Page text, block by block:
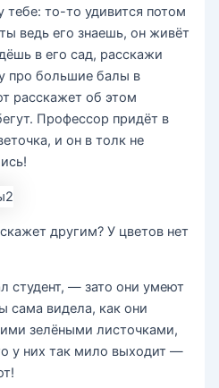
тебе: то-то удивится потом
ведь его знаешь, он живёт
в его сад, расскажи
про большие балы в
расскажет об этом
Профессор придёт в
и он в толк не
другим? У цветов нет
студент, — зато они умеют
сама видела, как они
зелёными листочками,
у них так мило выходит —